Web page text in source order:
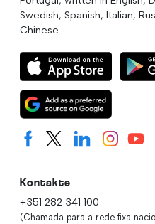
Swedish, Spanish, Italian,
Chinese.
Kontakte
+351 282 341 100
(Chamada para a rede fixa